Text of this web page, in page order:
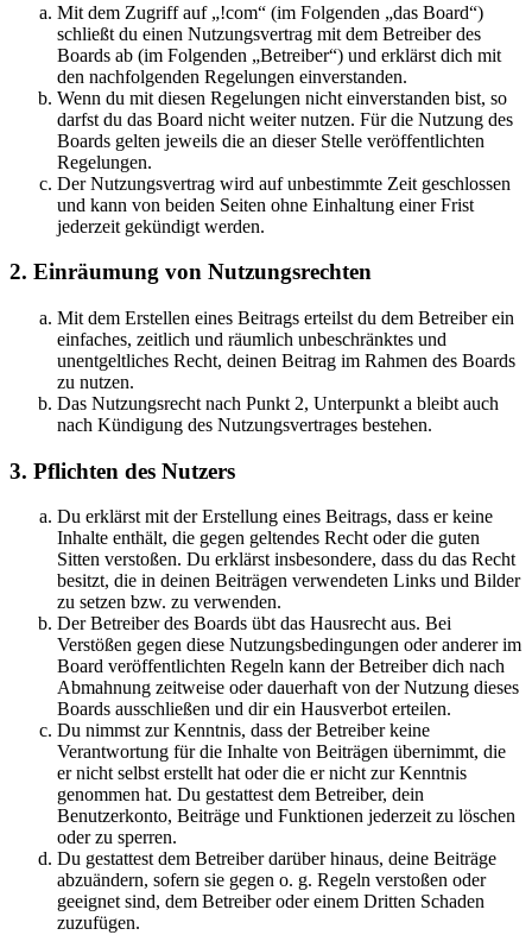
Mit dem Zugriff auf „!com“ (im Folgenden „das Board“)
schließt du einen Nutzungsvertrag mit dem Betreiber des
Boards ab (im Folgenden „Betreiber“) und erklärst dich mit
den nachfolgenden Regelungen einverstanden.
Wenn du mit diesen Regelungen nicht einverstanden bist, so
darfst du das Board nicht weiter nutzen. Für die Nutzung des
Boards gelten jeweils die an dieser Stelle veröffentlichten
Regelungen.
Der Nutzungsvertrag wird auf unbestimmte Zeit geschlossen
und kann von beiden Seiten ohne Einhaltung einer Frist
jederzeit gekündigt werden.
2. Einräumung von Nutzungsrechten
Mit dem Erstellen eines Beitrags erteilst du dem Betreiber ein
einfaches, zeitlich und räumlich unbeschränktes und
unentgeltliches Recht, deinen Beitrag im Rahmen des Boards
zu nutzen.
Das Nutzungsrecht nach Punkt 2, Unterpunkt a bleibt auch
nach Kündigung des Nutzungsvertrages bestehen.
3. Pflichten des Nutzers
Du erklärst mit der Erstellung eines Beitrags, dass er keine
Inhalte enthält, die gegen geltendes Recht oder die guten
Sitten verstoßen. Du erklärst insbesondere, dass du das Recht
besitzt, die in deinen Beiträgen verwendeten Links und Bilder
zu setzen bzw. zu verwenden.
Der Betreiber des Boards übt das Hausrecht aus. Bei
Verstößen gegen diese Nutzungsbedingungen oder anderer im
Board veröffentlichten Regeln kann der Betreiber dich nach
Abmahnung zeitweise oder dauerhaft von der Nutzung dieses
Boards ausschließen und dir ein Hausverbot erteilen.
Du nimmst zur Kenntnis, dass der Betreiber keine
Verantwortung für die Inhalte von Beiträgen übernimmt, die
er nicht selbst erstellt hat oder die er nicht zur Kenntnis
genommen hat. Du gestattest dem Betreiber, dein
Benutzerkonto, Beiträge und Funktionen jederzeit zu löschen
oder zu sperren.
Du gestattest dem Betreiber darüber hinaus, deine Beiträge
abzuändern, sofern sie gegen o. g. Regeln verstoßen oder
geeignet sind, dem Betreiber oder einem Dritten Schaden
zuzufügen.